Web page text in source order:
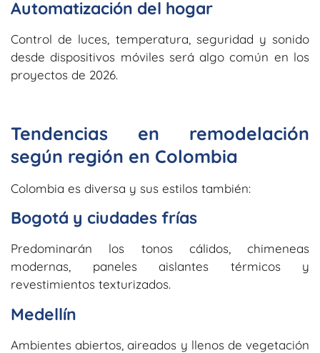
Automatización del hogar
Control de luces, temperatura, seguridad y sonido
desde dispositivos móviles será algo común en los
proyectos de 2026.
Tendencias en remodelación
según región en Colombia
Colombia es diversa y sus estilos también:
Bogotá y ciudades frías
Predominarán los tonos cálidos, chimeneas
modernas, paneles aislantes térmicos y
revestimientos texturizados.
Medellín
Ambientes abiertos, aireados y llenos de vegetación